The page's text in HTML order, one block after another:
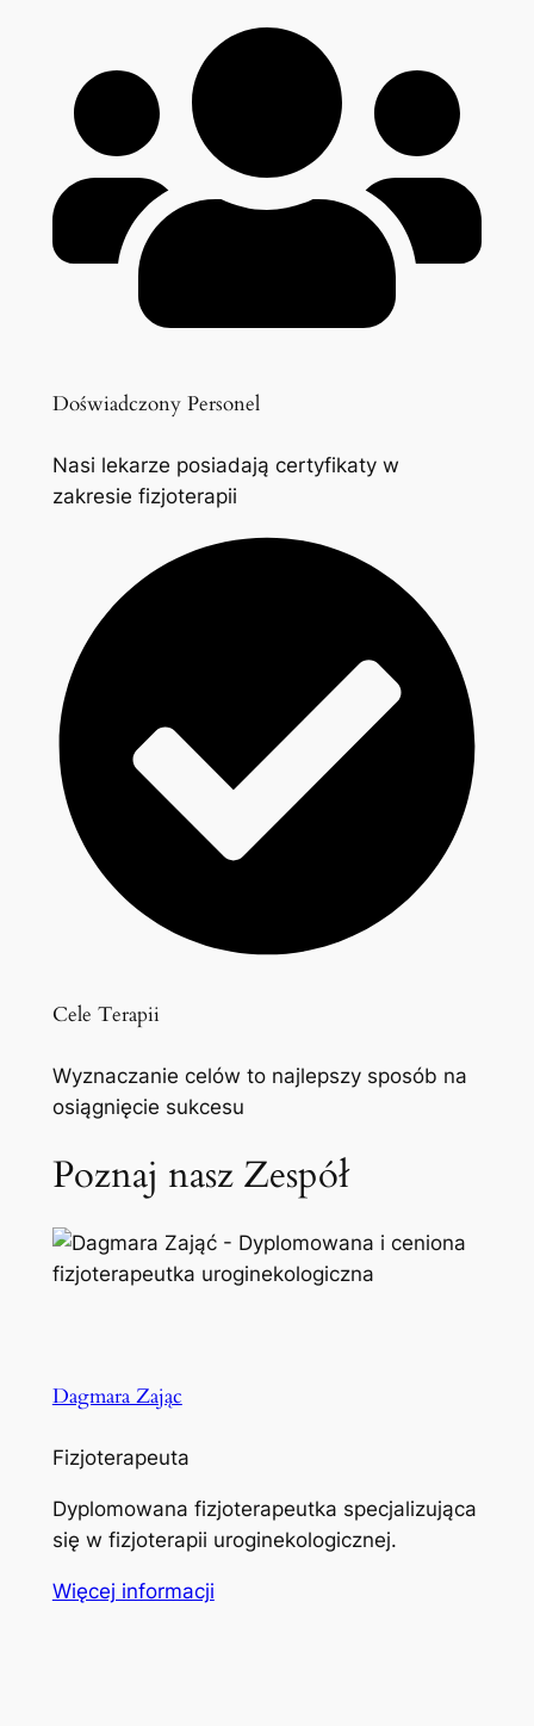
Doświadczony Personel
Nasi lekarze posiadają certyfikaty w
zakresie fizjoterapii
Cele Terapii
Wyznaczanie celów to najlepszy sposób na
osiągnięcie sukcesu
Poznaj nasz Zespół
Dagmara Zając
Fizjoterapeuta
Dyplomowana fizjoterapeutka specjalizująca
się w fizjoterapii uroginekologicznej.
Więcej informacji